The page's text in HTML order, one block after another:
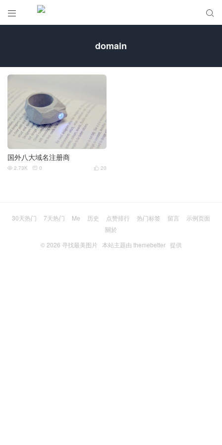
 
domain
国外八大域名注册商
 20
 2.73K  0
30天热门 7天热门 Me 历史 点赞排行 热门标签 留言
示例页面
關於
© 2026 寻找最美图片本站主题由 themebetter提供